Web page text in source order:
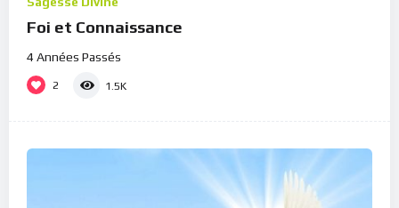
Foi et Connaissance
4 Années Passés
2 1.5K